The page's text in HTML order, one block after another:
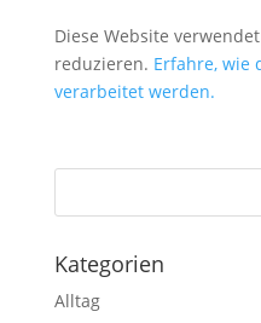
Diese Website
reduzieren. Erfahre, wie
verarbeitet werden.
Kategorien
Alltag